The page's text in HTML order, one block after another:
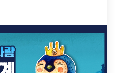
기는딜라이브